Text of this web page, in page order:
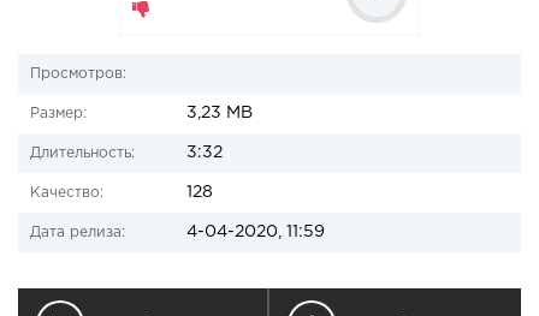
Просмотров:
Размер: 3,23 MB
Длительность: 3:32
Качество: 128
Дата релиза: 4-04-2020, 11:59